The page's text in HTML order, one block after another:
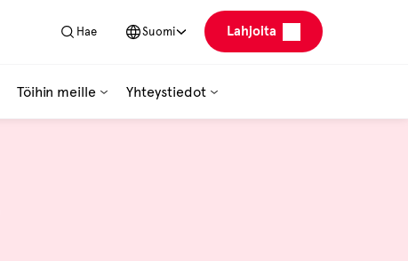
Hae Suomi Lahjoita
Töihin meille Yhteystiedot